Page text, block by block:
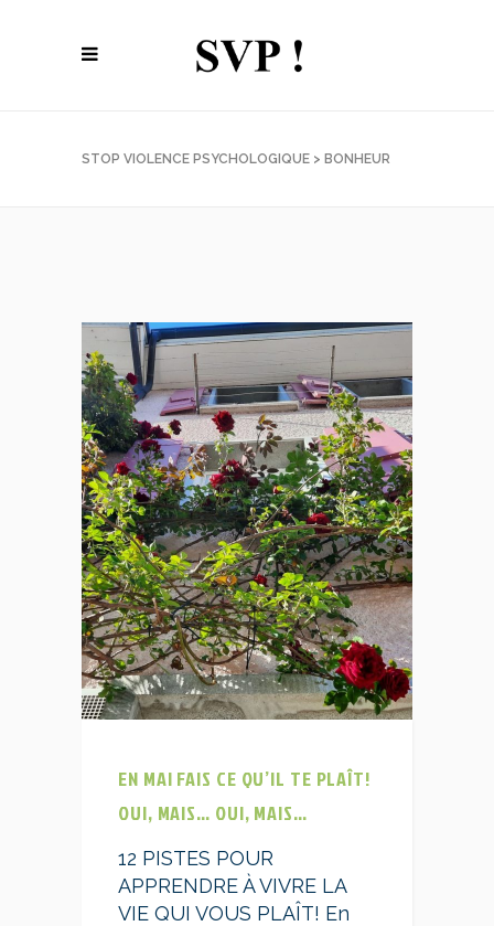
STOP VIOLENCE PSYCHOLOGIQUE > BONHEUR
EN MAI FAIS CE QU’IL TE PLAÎT!
OUI, MAIS… OUI, MAIS…
12 PISTES POUR
APPRENDRE À VIVRE LA
VIE QUI VOUS PLAÎT! En